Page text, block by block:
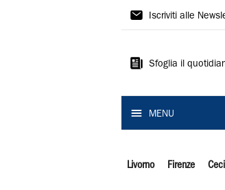
Il
Iscriviti alle
Sfoglia il
MENU
Livorno Firenze